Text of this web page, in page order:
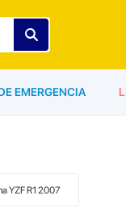
EMERGENCIA
YZF R1 2007